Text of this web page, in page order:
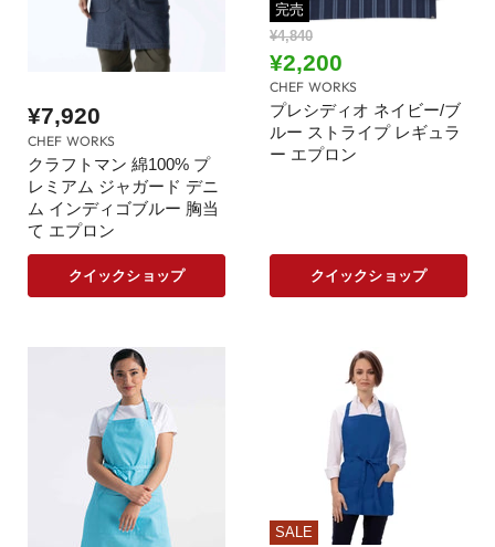
¥7,920
CHEF WORKS
クラフトマン 綿100% プ
レミアム ジャガード デニ
ム インディゴブルー 胸当
て エプロン
クイックショップ
完売
元
の
価
格
¥4,840
現
在
の
価
格
¥2,200
CHEF WORKS
プレシディオ ネイビー/ブ
ルー ストライプ レギュラ
ー エプロン
クイックショップ
SALE